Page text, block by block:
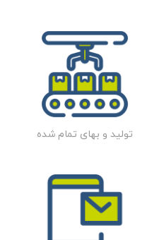
تولید و بهای تمام شده